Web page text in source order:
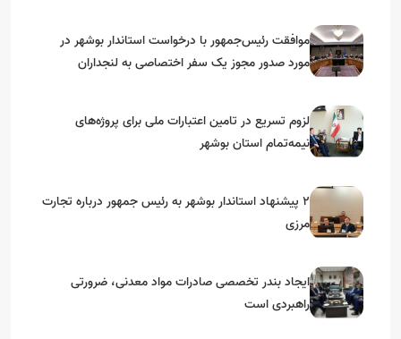
موافقت رئیس‌جمهور با درخواست استاندار بوشهر در
مورد صدور مجوز یک سفر اختصاصی به لنجداران
لزوم تسریع در تامین اعتبارات ملی برای پروژه‌های
نیمه‌تمام استان بوشهر
۲ پیشنهاد استاندار بوشهر به رئیس جمهور درباره تجارت
مرزی
ایجاد بندر تخصصی صادرات مواد معدنی، ضرورتی
راهبردی است